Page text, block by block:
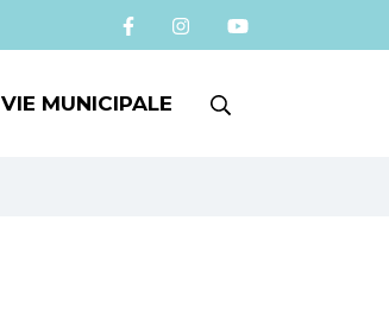
VIE MUNICIPALE